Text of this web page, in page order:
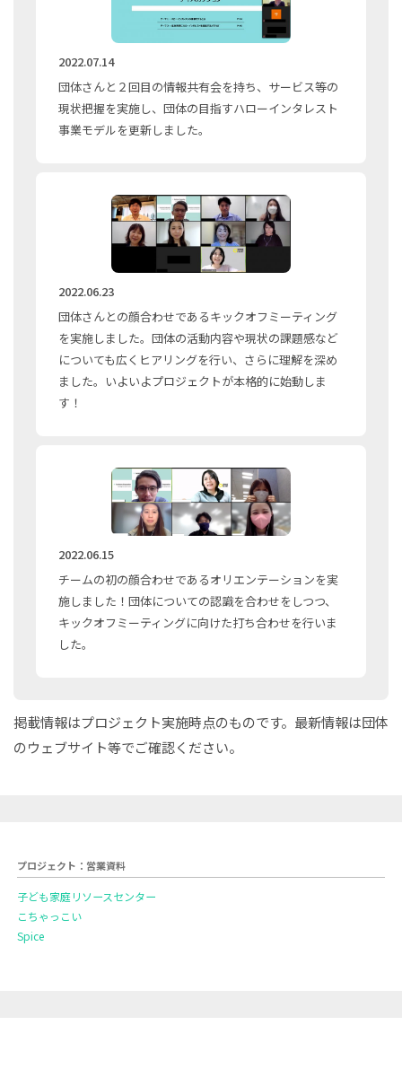
2022.07.14
団体さんと２回目の情報共有会を持ち、サービス等の
現状把握を実施し、団体の目指すハローインタレスト
事業モデルを更新しました。
2022.06.23
団体さんとの顔合わせであるキックオフミーティング
を実施しました。団体の活動内容や現状の課題感など
についても広くヒアリングを行い、さらに理解を深め
ました。いよいよプロジェクトが本格的に始動しま
す！
2022.06.15
チームの初の顔合わせであるオリエンテーションを実
施しました！団体についての認識を合わせをしつつ、
キックオフミーティングに向けた打ち合わせを行いま
した。
掲載情報はプロジェクト実施時点のものです。最新情報は団体
のウェブサイト等でご確認ください。
プロジェクト：営業資料
子ども家庭リソースセンター
こちゃっこい
Spice